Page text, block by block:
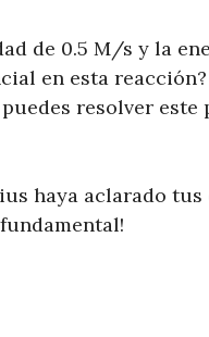
de 0.5 M/s y la
en esta
resolver este
haya aclarado tus